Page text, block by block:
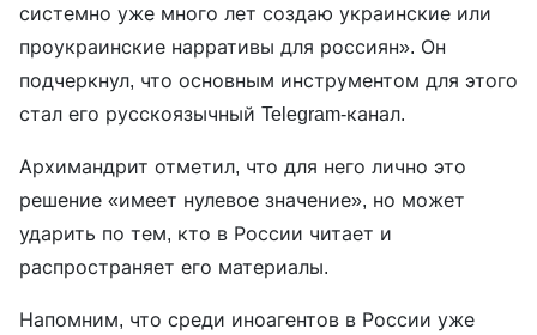
системно уже много лет создаю украинские или
проукраинские нарративы для россиян». Он
подчеркнул, что основным инструментом для этого
стал его русскоязычный Telegram-канал.
Архимандрит отметил, что для него лично это
решение «имеет нулевое значение», но может
ударить по тем, кто в России читает и
распространяет его материалы.
Напомним, что среди иноагентов в России уже